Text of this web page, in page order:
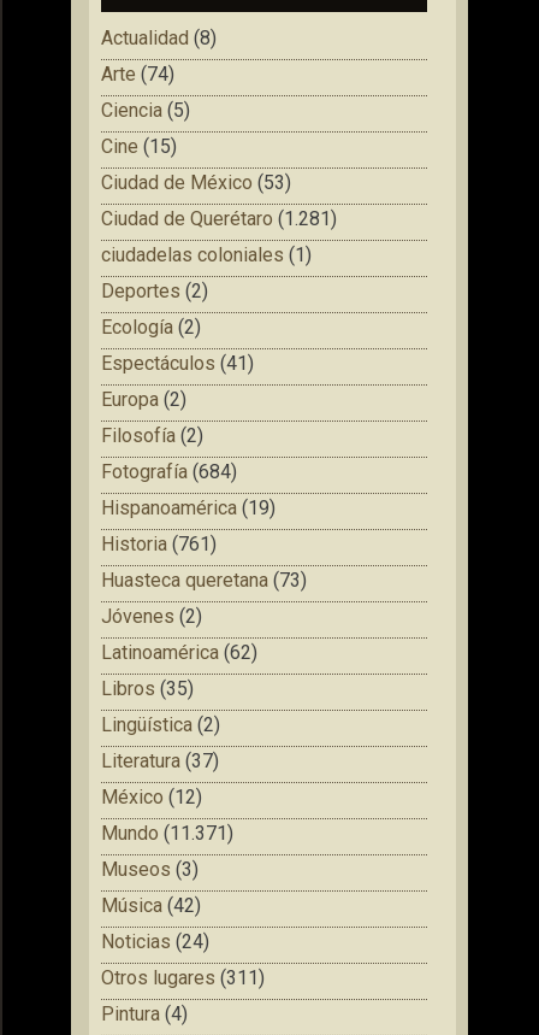
Actualidad (8)
Arte (74)
Ciencia (5)
Cine (15)
Ciudad de México (53)
Ciudad de Querétaro (1.281)
ciudadelas coloniales (1)
Deportes (2)
Ecología (2)
Espectáculos (41)
Europa (2)
Filosofía (2)
Fotografía (684)
Hispanoamérica (19)
Historia (761)
Huasteca queretana (73)
Jóvenes (2)
Latinoamérica (62)
Libros (35)
Lingüística (2)
Literatura (37)
México (12)
Mundo (11.371)
Museos (3)
Música (42)
Noticias (24)
Otros lugares (311)
Pintura (4)